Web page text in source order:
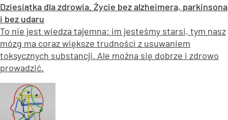
Dziesiątka dla zdrowia. Życie bez alzheimera, parkinsona
i bez udaru
To nie jest wiedza tajemna: im jesteśmy starsi, tym nasz
mózg ma coraz większe trudności z usuwaniem
toksycznych substancji. Ale można się dobrze i zdrowo
prowadzić.